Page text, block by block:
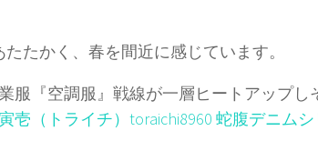
たかく、春を間近に感じています。
服『空調服』戦線が一層ヒートアップし
寅壱（トライチ）toraichi8960 蛇腹デニム